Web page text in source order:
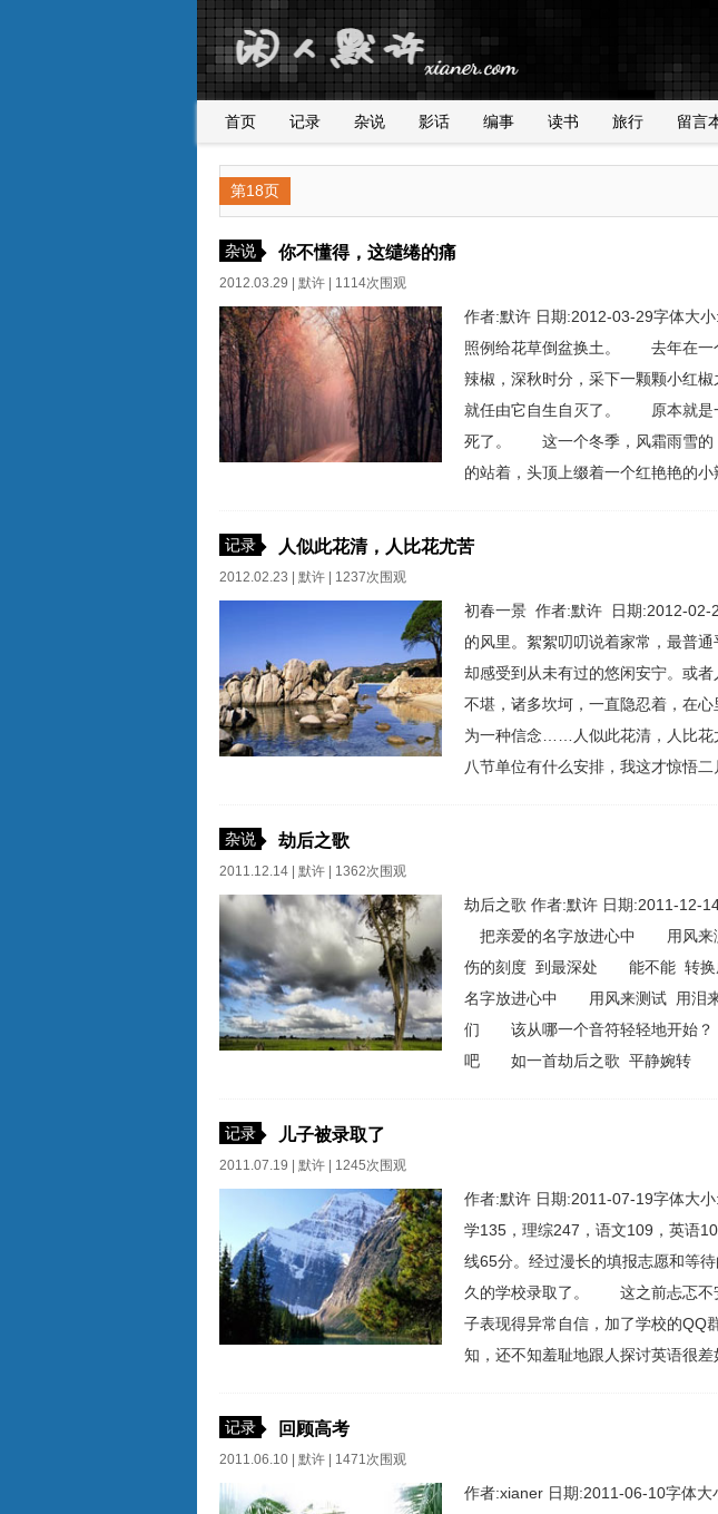
首页 记录 杂说 影话 编事 读书 旅行 留言
第18页
杂说 你不懂得，这缱绻的痛
2012.03.29 | 默许 | 1114次围观
作者:默许 日期:2012-03-29字
照例给花草倒盆换土。 去年在一
辣椒，深秋时分，采下一颗颗小红椒
就任由它自生自灭了。 原本就是
死了。 这一个冬季，风霜雨雪的
的站着，头顶上缀着一个红艳艳的
合些新买的营养土再用。 拽着辣...
记录 人似此花清，人比花尤苦
2012.02.23 | 默许 | 1237次围观
初春一景 作者:默许 日期:2012-02-
的风里。絮絮叨叨说着家常，最普通
却感受到从未有过的悠闲安宁。或
不堪，诸多坎坷，一直隐忍着，在
为一种信念……人似此花清，人比花
八节单位有什么安排，我这才惊悟
杂说 劫后之歌
2011.12.14 | 默许 | 1362次围观
劫后之歌 作者:默许 日期:2011-
把亲爱的名字放进心中 用风
伤的刻度 到最深处 能不能 转
名字放进心中 用风来测试 用
们 该从哪一个音符轻轻地开始
吧 如一首劫后之歌 平静婉转
记录 儿子被录取了
2011.07.19 | 默许 | 1245次围观
作者:默许 日期:2011-07-19字体
学135，理综247，语文109，英语
线65分。经过漫长的填报志愿和等
久的学校录取了。 这之前忐忑不
子表现得异常自信，加了学校的QQ
知，还不知羞耻地跟人探讨英语很
入敌军内部打算跟着学长加入学生
记录 回顾高考
2011.06.10 | 默许 | 1471次围观
作者:xianer 日期:2011-06-10字体大